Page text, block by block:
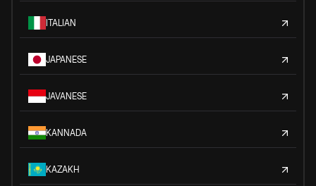
ITALIAN
JAPANESE
JAVANESE
KANNADA
KAZAKH